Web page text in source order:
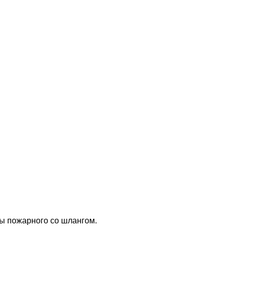
пожарного со шлангом.